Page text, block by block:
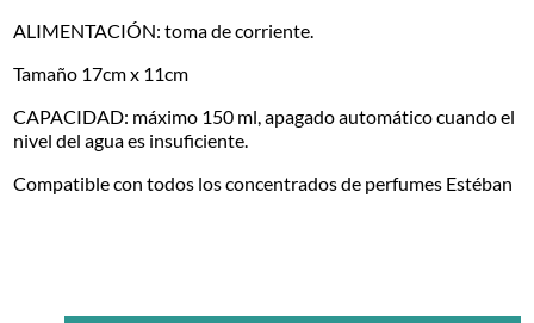
ALIMENTACIÓN: toma de corriente.
Tamaño 17cm x 11cm
CAPACIDAD: máximo 150 ml, apagado automático cuando el
nivel del agua es insuficiente.
Compatible con todos los concentrados de perfumes Estéban